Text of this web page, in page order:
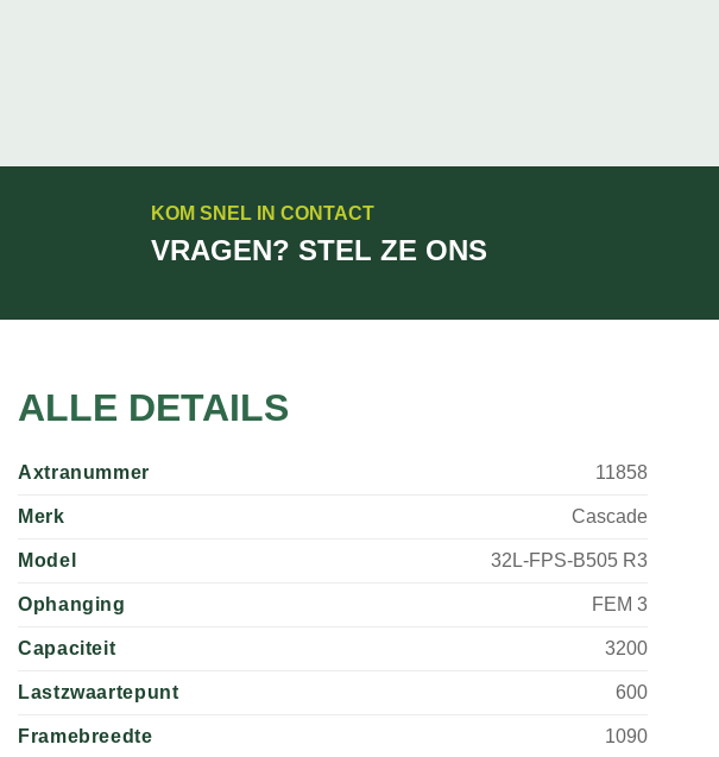
KOM SNEL IN CONTACT
VRAGEN? STEL ZE ONS
ALLE DETAILS
Axtranummer 11858
Merk Cascade
Model 32L-FPS-B505 R3
Ophanging FEM 3
Capaciteit 3200
Lastzwaartepunt 600
Framebreedte 1090